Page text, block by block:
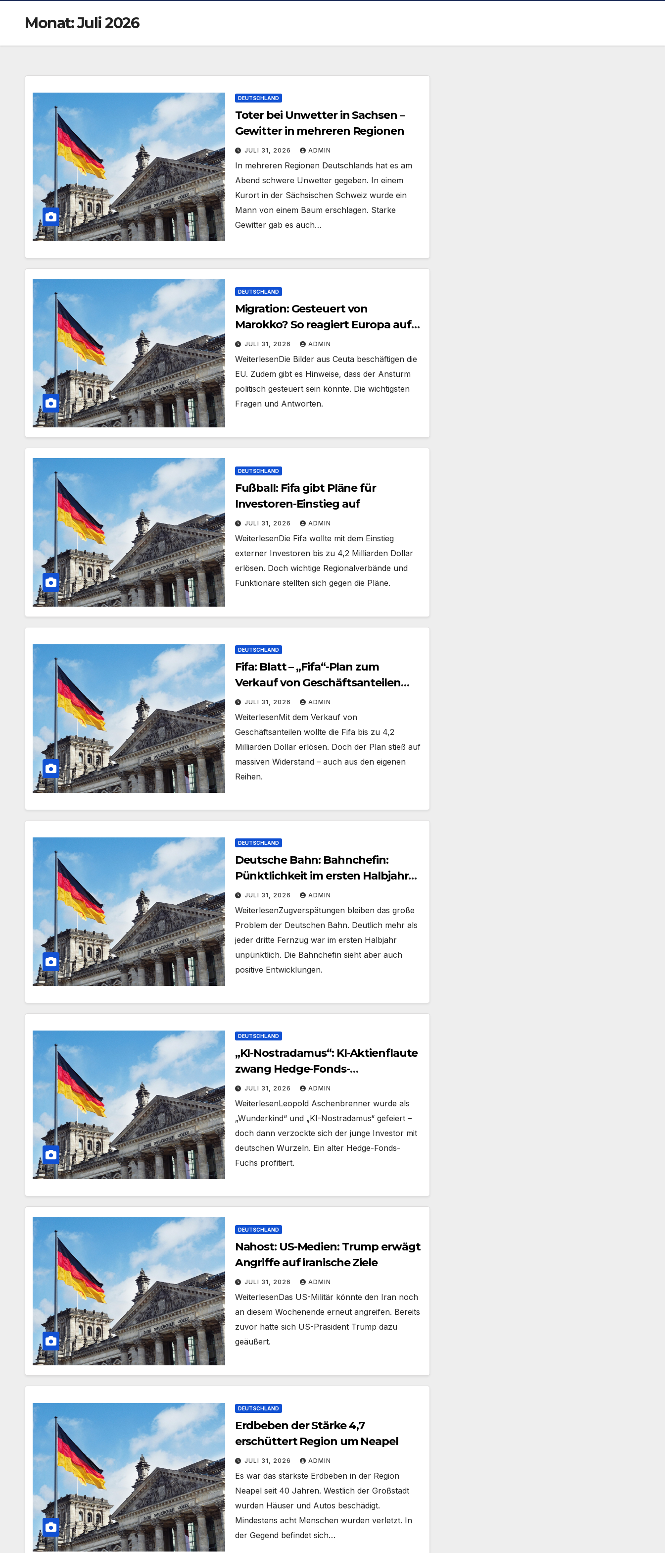
Monat:Juli 2026
DEUTSCHLAND
Toter bei Unwetter in Sachsen –
Gewitter in mehreren Regionen
JULI 31, 2026 ADMIN
​In mehreren Regionen Deutschlands hat es am
Abend schwere Unwetter gegeben. In einem
Kurort in der Sächsischen Schweiz wurde ein
Mann von einem Baum erschlagen. Starke
Gewitter gab es auch…
DEUTSCHLAND
Migration: Gesteuert von
Marokko? So reagiert Europa auf
den Massenansturm in die
spanische Exklave Ceuta
JULI 31, 2026 ADMIN
​Weiterlesen​Die Bilder aus Ceuta beschäftigen die
EU. Zudem gibt es Hinweise, dass der Ansturm
politisch gesteuert sein könnte. Die wichtigsten
Fragen und Antworten.
DEUTSCHLAND
Fußball: Fifa gibt Pläne für
Investoren-Einstieg auf
JULI 31, 2026 ADMIN
​Weiterlesen​Die Fifa wollte mit dem Einstieg
externer Investoren bis zu 4,2 Milliarden Dollar
erlösen. Doch wichtige Regionalverbände und
Funktionäre stellten sich gegen die Pläne.
DEUTSCHLAND
Fifa: Blatt – „Fifa“-Plan zum
Verkauf von Geschäftsanteilen
geplatzt
JULI 31, 2026 ADMIN
​Weiterlesen​Mit dem Verkauf von
Geschäftsanteilen wollte die Fifa bis zu 4,2
Milliarden Dollar erlösen. Doch der Plan stieß auf
massiven Widerstand – auch aus den eigenen
Reihen.
DEUTSCHLAND
Deutsche Bahn: Bahnchefin:
Pünktlichkeit im ersten Halbjahr
bei 59 Prozent
JULI 31, 2026 ADMIN
​Weiterlesen​Zugverspätungen bleiben das große
Problem der Deutschen Bahn. Deutlich mehr als
jeder dritte Fernzug war im ersten Halbjahr
unpünktlich. Die Bahnchefin sieht aber auch
positive Entwicklungen.
DEUTSCHLAND
„KI-Nostradamus“: KI-Aktienflaute
zwang Hedge-Fonds-
„Wunderkind“ zu Eilverkauf
JULI 31, 2026 ADMIN
​Weiterlesen​Leopold Aschenbrenner wurde als
„Wunderkind“ und „KI-Nostradamus“ gefeiert –
doch dann verzockte sich der junge Investor mit
deutschen Wurzeln. Ein alter Hedge-Fonds-
Fuchs profitiert.
DEUTSCHLAND
Nahost: US-Medien: Trump erwägt
Angriffe auf iranische Ziele
JULI 31, 2026 ADMIN
​Weiterlesen​Das US-Militär könnte den Iran noch
an diesem Wochenende erneut angreifen. Bereits
zuvor hatte sich US-Präsident Trump dazu
geäußert.
DEUTSCHLAND
Erdbeben der Stärke 4,7
erschüttert Region um Neapel
JULI 31, 2026 ADMIN
Es war das stärkste Erdbeben in der Region
Neapel seit 40 Jahren. Westlich der Großstadt
wurden Häuser und Autos beschädigt.
Mindestens acht Menschen wurden verletzt. In
der Gegend befindet sich…